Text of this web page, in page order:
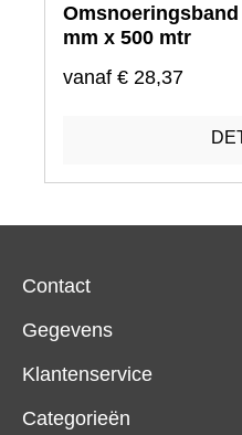
mm x 500 mtr
vanaf € 28,37
Contact
Gegevens
Klantenservice
Categorieën